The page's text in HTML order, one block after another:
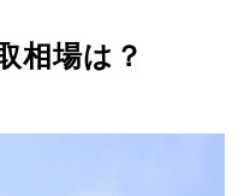
相場は？